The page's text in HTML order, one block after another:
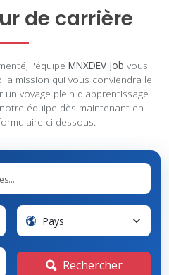
- Postuler
de carrière
l'équipeMNXDEV Job vous
mission qui vous conviendra le
voyage plein d'apprentissage
équipe dès maintenant en
ci-dessous.
Rechercher